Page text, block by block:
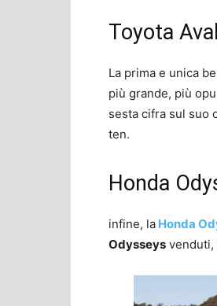
Toyota
La prima e unica
più grande, più
sesta cifra sul suo
ten.
Honda
infine, la Honda
Odysseys venduti,